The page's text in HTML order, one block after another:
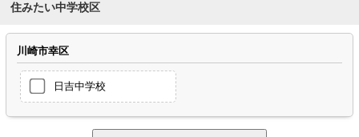
住みたい中学校区
川崎市幸区
日吉中学校